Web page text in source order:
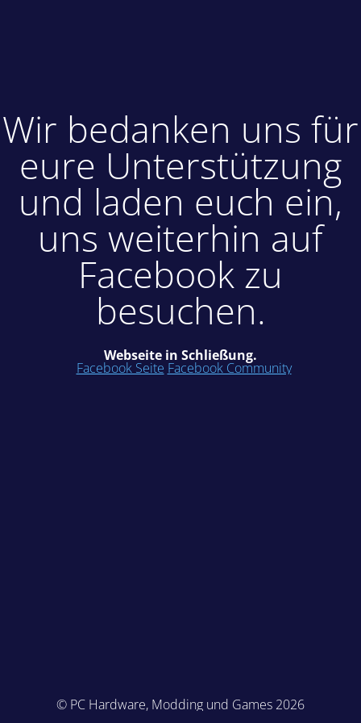
Wir bedanken uns für
eure Unterstützung
und laden euch ein,
uns weiterhin auf
Facebook zu
besuchen.
Webseite in Schließung.
Facebook Seite Facebook Community
© PC Hardware, Modding und Games 2026